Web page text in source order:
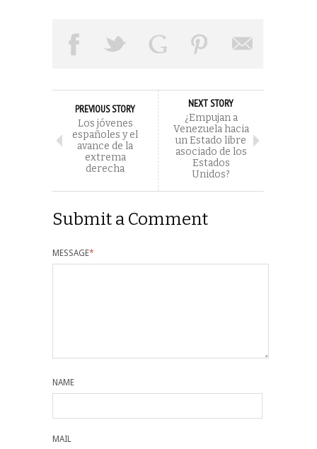
PREVIOUS STORY
Los jóvenes
españoles y el
avance de la
extrema
derecha
NEXT STORY
¿Empujan a
Venezuela hacia
un Estado libre
asociado de los
Estados
Unidos?
Submit a Comment
MESSAGE*
NAME
MAIL